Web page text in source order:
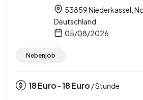
53859 Niederkassel,
Deutschland
05/08/2026
Nebenjob
18Euro -18Euro / Stunde